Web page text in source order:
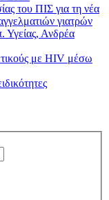
του ΠΙΣ για τη νέα
γιατρών
Υγείας, Ανδρέα
με HIV μέσω